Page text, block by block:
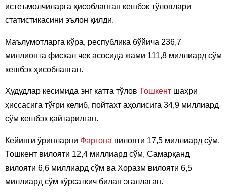
истеъмолчиларга ҳисобланган кешбэк тўловлари
статистикасини эълон қилди.
Маълумотларга кўра, республика бўйича 236,7
миллионта фискал чек асосида жами 111,8 миллиард сўм
кешбэк ҳисобланган.
Ҳудудлар кесимида энг катта тўлов Тошкент шаҳри
ҳиссасига тўғри келиб, пойтахт аҳолисига 34,9 миллиард
сўм кешбэк қайтарилган.
Кейинги ўринларни Фарғона вилояти 17,5 миллиард сўм,
Тошкент вилояти 12,4 миллиард сўм, Самарқанд
вилояти 6,6 миллиард сўм ва Хоразм вилояти 6,5
миллиард сўм кўрсаткич билан эгаллаган.